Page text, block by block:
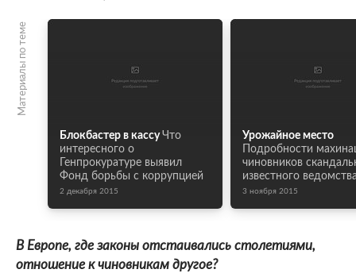
Материалы по теме
Блокбастер в кассу Что
интересного о
Генпрокуратуре выявил
Фонд борьбы с коррупцией
2 декабря 2015
Урожайное место
Подробности
чиновников
известного
3 ноября 2015
В Европе, где законы отстаивались столетиями,
отношение к чиновникам другое?